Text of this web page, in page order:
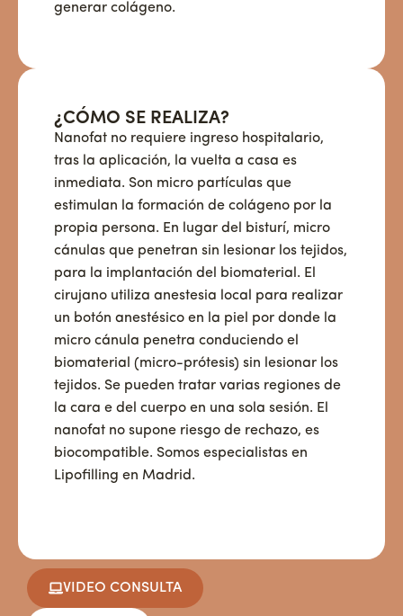
generar colágeno.
¿CÓMO SE REALIZA?
Nanofat no requiere ingreso hospitalario,
tras la aplicación, la vuelta a casa es
inmediata. Son micro partículas que
estimulan la formación de colágeno por la
propia persona. En lugar del bisturí, micro
cánulas que penetran sin lesionar los tejidos,
para la implantación del biomaterial. El
cirujano utiliza anestesia local para realizar
un botón anestésico en la piel por donde la
micro cánula penetra conduciendo el
biomaterial (micro-prótesis) sin lesionar los
tejidos. Se pueden tratar varias regiones de
la cara e del cuerpo en una sola sesión. El
nanofat no supone riesgo de rechazo, es
biocompatible. Somos especialistas en
Lipofilling en Madrid.
VIDEO CONSULTA